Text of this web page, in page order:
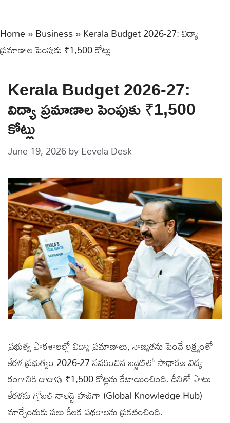
Home»Business»Kerala Budget 2026-27: విద్యా
ప్రమాణాల పెంపుకు ₹1,500 కోట్లు
Kerala Budget 2026-27:
విద్యా ప్రమాణాల పెంపుకు ₹1,500
కోట్లు
June 19, 2026byEevela Desk
ప్రభుత్వ పాఠశాలల్లో విద్యా ప్రమాణాలు, నాణ్యతను పెంచే లక్ష్యంతో
కేరళ ప్రభుత్వం 2026-27 సవరించిన బడ్జెట్‌లో సాధారణ విద్య
రంగానికి దాదాపు ₹1,500 కోట్లను కేటాయించింది. దీనితో పాటు
కేరళను గ్లోబల్ నాలెడ్జ్ హబ్‌గా (Global Knowledge Hub)
మార్చేందుకు పలు కీలక పథకాలను ప్రకటించింది.